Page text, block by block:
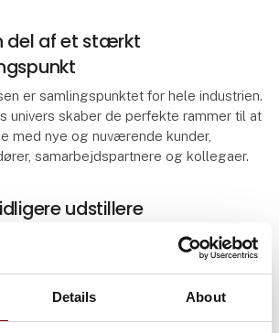
Details About
del af et stærkt
er samlingspunktet for hele industrien.
univers skaber de perfekte rammer til at
med nye og nuværende kunder,
samarbejdspartnere og kollegaer.
udstillere
HI-messen er vigtigt for andre og få
til, hvordan du kan få samme udbytte.
her